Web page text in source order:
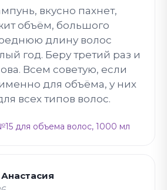
вкусно пахнет,
объём, большого
длину волос
год. Беру третий раз и
Всем советую, если
для объёма, у них
всех типов волос.
для объема волос, 1000 мл